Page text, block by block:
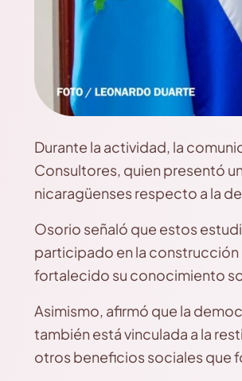
Durante la actividad, la
Consultores, quien presentó
nicaragüenses respecto a la
Osorio señaló que estos
participado en la
fortalecido su conocimiento
Asimismo, afirmó que la
también está vinculada a la
otros beneficios sociales que